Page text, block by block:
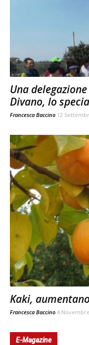
Una
Divano, lo
Francesca Baccino 12
Kaki,
Francesca Baccino 4
E-Magazine